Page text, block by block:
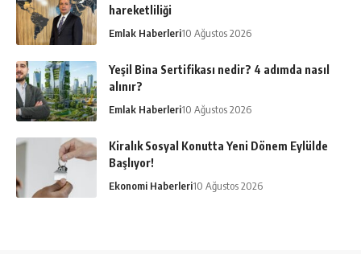
hareketliliği
Emlak Haberleri10 Ağustos 2026
Yeşil Bina Sertifikası nedir? 4 adımda nasıl
alınır?
Emlak Haberleri10 Ağustos 2026
Kiralık Sosyal Konutta Yeni Dönem Eylülde
Başlıyor!
Ekonomi Haberleri10 Ağustos 2026